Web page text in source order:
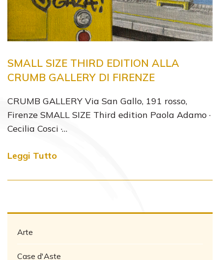
SMALL SIZE THIRD EDITION ALLA
CRUMB GALLERY DI FIRENZE
CRUMB GALLERY Via San Gallo, 191 rosso,
Firenze SMALL SIZE Third edition Paola Adamo ·
Cecilia Cosci ·…
Leggi Tutto
Arte
Case d'Aste